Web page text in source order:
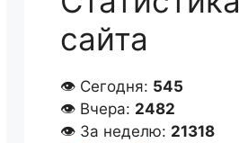
сайта
👁 Сегодня: 545
👁 Вчера: 2482
👁 За неделю: 21318